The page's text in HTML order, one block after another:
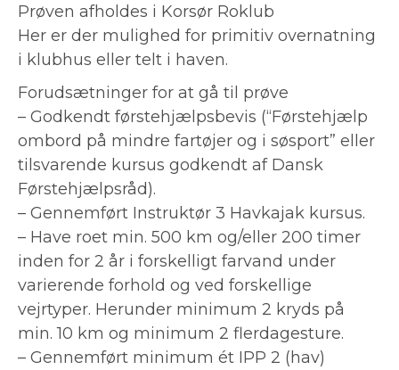
Prøven afholdes i Korsør Roklub
Her er der mulighed for primitiv overnatning
i klubhus eller telt i haven.
Forudsætninger for at gå til prøve
– Godkendt førstehjælpsbevis (“Førstehjælp
ombord på mindre fartøjer og i søsport” eller
tilsvarende kursus godkendt af Dansk
Førstehjælpsråd).
– Gennemført Instruktør 3 Havkajak kursus.
– Have roet min. 500 km og/eller 200 timer
inden for 2 år i forskelligt farvand under
varierende forhold og ved forskellige
vejrtyper. Herunder minimum 2 kryds på
min. 10 km og minimum 2 flerdagesture.
– Gennemført minimum ét IPP 2 (hav)